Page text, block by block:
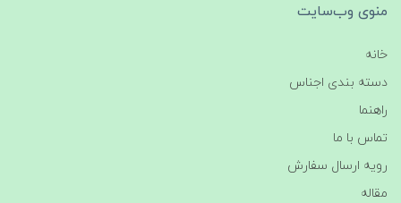
منوی وب‌سایت
خانه
دسته بندی اجناس
راهنما
تماس با ما
رویه ارسال سفارش
مقاله